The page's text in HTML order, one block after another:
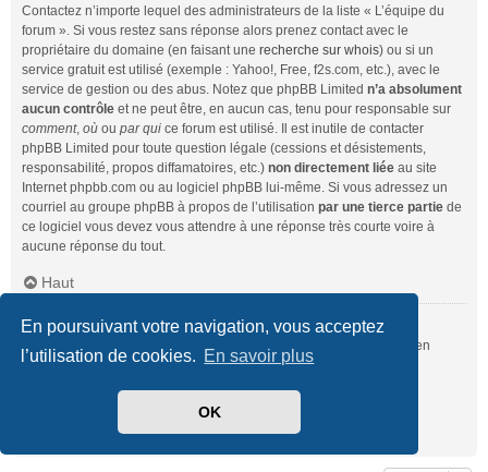
En poursuivant votre navigation, vous acceptez
l’utilisation de cookies. En savoir plus
OK
Contactez n’importe lequel des administrateurs de la liste « L’équipe du
forum ». Si vous restez sans réponse alors prenez contact avec le
propriétaire du domaine (en faisant une recherche sur whois) ou si un
service gratuit est utilisé (exemple : Yahoo!, Free, f2s.com, etc.), avec le
service de gestion ou des abus. Notez que phpBB Limited n’a absolument
aucun contrôle et ne peut être, en aucun cas, tenu pour responsable sur
comment, où ou par qui ce forum est utilisé. Il est inutile de contacter
phpBB Limited pour toute question légale (cessions et désistements,
responsabilité, propos diffamatoires, etc.) non directement liée au site
Internet phpbb.com ou au logiciel phpBB lui-même. Si vous adressez un
courriel au groupe phpBB à propos de l’utilisation par une tierce partie de
ce logiciel vous devez vous attendre à une réponse très courte voire à
aucune réponse du tout.
Haut
Comment puis-je contacter un administrateur du forum ?
Pour l’ensemble des utilisateurs du forum, vous pouvez utiliser le lien
« Nous contacter », si ce dernier a été activé par un administrateur.